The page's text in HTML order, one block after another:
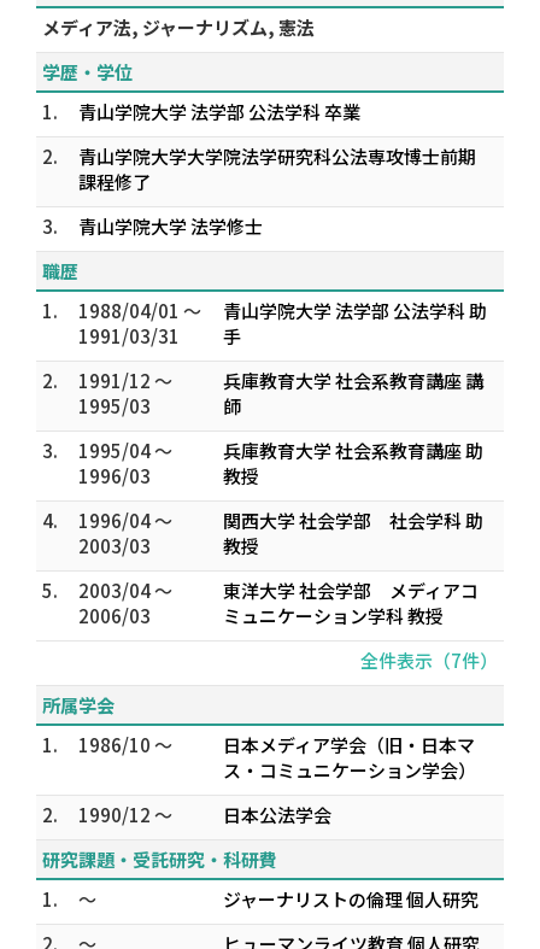
メディア法, ジャーナリズム, 憲法
学歴・学位
1.
青山学院大学 法学部 公法学科 卒業
2.
青山学院大学大学院法学研究科公法専攻博士前期
課程修了
3.
青山学院大学 法学修士
職歴
1.
1988/04/01 ～
1991/03/31
青山学院大学 法学部 公法学科 助
手
2.
1991/12 ～
1995/03
兵庫教育大学 社会系教育講座 講
師
3.
1995/04 ～
1996/03
兵庫教育大学 社会系教育講座 助
教授
4.
1996/04 ～
2003/03
関西大学 社会学部 社会学科 助
教授
5.
2003/04 ～
2006/03
東洋大学 社会学部 メディアコ
ミュニケーション学科 教授
全件表示（7件）
所属学会
1.
1986/10 ～
日本メディア学会（旧・日本マ
ス・コミュニケーション学会）
2.
1990/12 ～
日本公法学会
研究課題・受託研究・科研費
1.
～
ジャーナリストの倫理 個人研究
2.
～
ヒューマンライツ教育 個人研究